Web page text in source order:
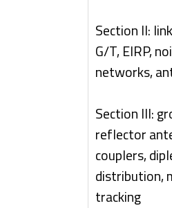
Section II:
G/T, EIRP,
networks,
Section III:
reflector
couplers,
distribution,
tracking